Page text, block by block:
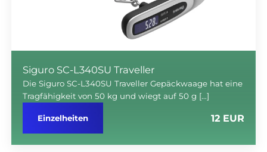
Siguro SC-L340SU Traveller
Die Siguro SC-L340SU Traveller Gepäckwaage hat eine
Tragfähigkeit von 50 kg und wiegt auf 50 g […]
Einzelheiten 12 EUR